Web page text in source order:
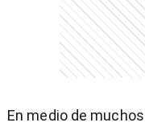
En medio de